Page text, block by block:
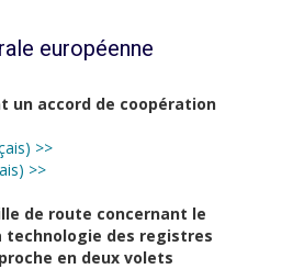
européenne
un accord de coopération
>>
>>
de route concernant le
des registres
en deux volets